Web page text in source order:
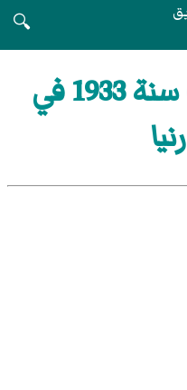
🔍
فهرس:تأسيسات سنة 1933 في